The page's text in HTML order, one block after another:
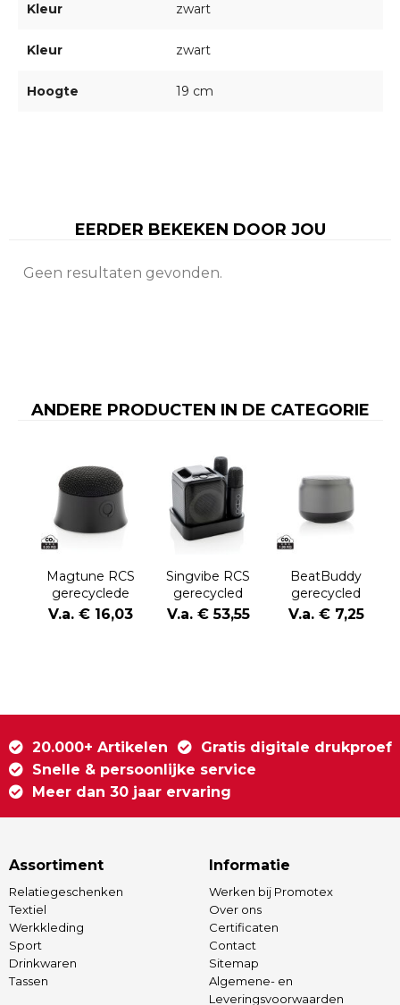
Kleur zwart
Kleur zwart
Hoogte 19 cm
EERDER BEKEKEN DOOR JOU
Geen resultaten gevonden.
ANDERE PRODUCTEN IN DE CATEGORIE
Magtune RCS
gerecyclede
plastic
magnetische
V.a. € 16,03
Singvibe RCS
gerecycled
plastic
karaokeset met
V.a. € 53,55
BeatBuddy
gerecycled
plastic 3W-
luidspreker
V.a. € 7,25
20.000+ Artikelen
Gratis digitale drukproef
Snelle & persoonlijke service
Meer dan 30 jaar ervaring
Assortiment
Relatiegeschenken
Textiel
Werkkleding
Sport
Drinkwaren
Tassen
Informatie
Werken bij Promotex
Over ons
Certificaten
Contact
Sitemap
Algemene- en
Leveringsvoorwaarden